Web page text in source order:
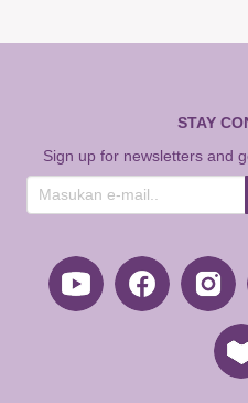
STAY
Sign up for newsletters and